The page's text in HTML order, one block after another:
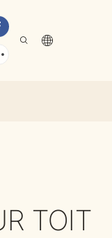
DE NOUS
TOIT